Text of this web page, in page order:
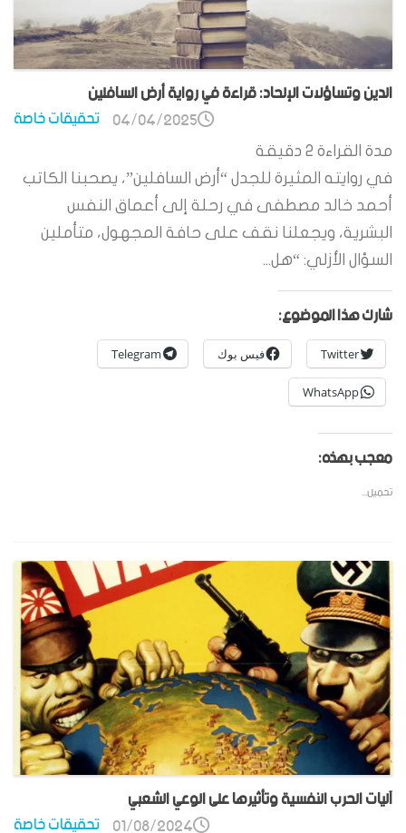
الدين وتساؤلات الإلحاد: قراءة في رواية أرض السافلين
تحقيقات خاصة 04/04/2025
مدة القراءة 2 دقيقة
في روايته المثيرة للجدل “أرض السافلين”، يصحبنا الكاتب
أحمد خالد مصطفى في رحلة إلى أعماق النفس
البشرية، ويجعلنا نقف على حافة المجهول، متأملين
السؤال الأزلي: “هل...
شارك هذا الموضوع:
Twitter فيس بوك Telegram
WhatsApp
معجب بهذه:
تحميل...
آليات الحرب النفسية وتأثيرها على الوعي الشعبي
تحقيقات خاصة